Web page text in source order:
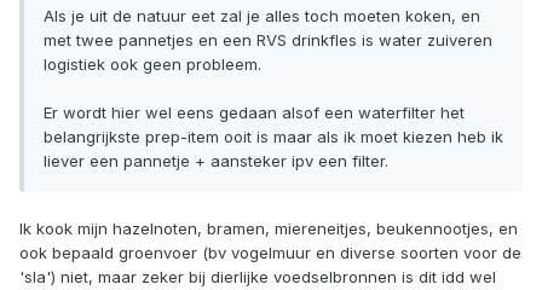
Als je uit de natuur eet zal je alles toch moeten koken, en
met twee pannetjes en een RVS drinkfles is water zuiveren
logistiek ook geen probleem.
Er wordt hier wel eens gedaan alsof een waterfilter het
belangrijkste prep-item ooit is maar als ik moet kiezen heb ik
liever een pannetje + aansteker ipv een filter.
Ik kook mijn hazelnoten, bramen, miereneitjes, beukennootjes, en
ook bepaald groenvoer (bv vogelmuur en diverse soorten voor de
'sla') niet, maar zeker bij dierlijke voedselbronnen is dit idd wel